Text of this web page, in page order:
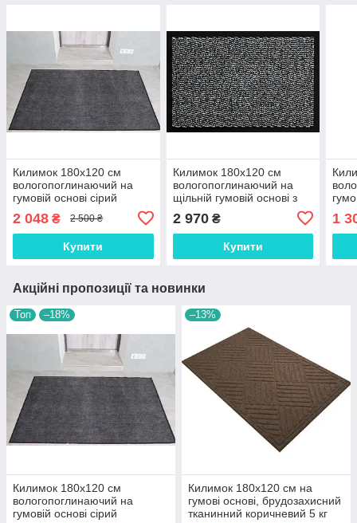
Килимок 180х120 см
вологопоглинаючий на
гумовій основі сірий
2 048 ₴ 2 500 ₴
Купити
Килимок 180х120 см
вологопоглинаючий на
щільній гумовій основі з
2 970₴
Купити
1
Акційні пропозиції та новинки
Топ –18%
Килимок 180х120 см
вологопоглинаючий на
гумовій основі сірий
–13%
Килимок 180х120 см на
гумові основі, брудозахисний
тканинний коричневий 5 кг